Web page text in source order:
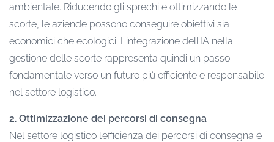
ambientale. Riducendo gli sprechi e ottimizzando le
scorte, le aziende possono conseguire obiettivi sia
economici che ecologici. L’integrazione dell’IA nella
gestione delle scorte rappresenta quindi un passo
fondamentale verso un futuro più efficiente e responsabile
nel settore logistico.
2. Ottimizzazione dei percorsi di consegna
Nel settore logistico l’efficienza dei percorsi di consegna è